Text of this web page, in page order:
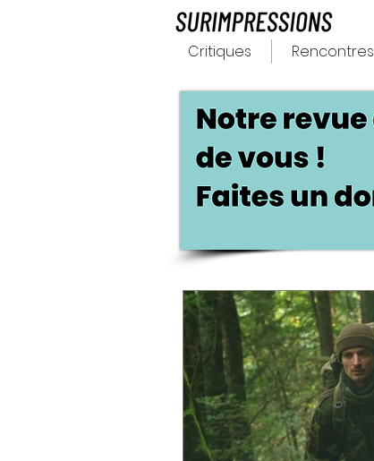
Critiques Rencontres